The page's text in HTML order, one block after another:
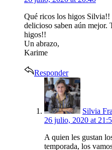
Qué ricos los higos Silvia!!
delicioso saben aún mejor.
higos!!
Un abrazo,
Karime
Responder
says:
Silvia
26 julio, 2020 at
A quien les gustan
temporada, los